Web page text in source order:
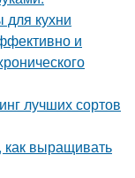
кухни
и
лучших сортов
выращивать